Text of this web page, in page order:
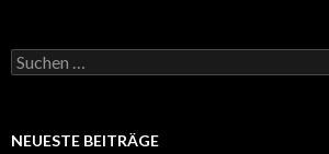
Suchen
nach:
NEUESTE BEITRÄGE